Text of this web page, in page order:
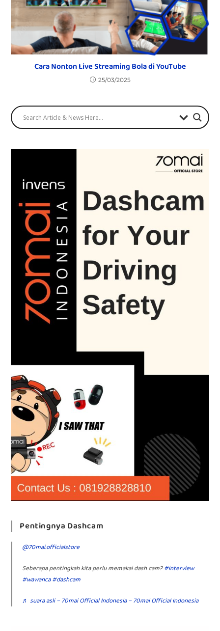
Cara Nonton Live Streaming Bola di YouTube
25/03/2025
Pentingnya Dashcam
@70mai.officialstore
Seberapa pentingkah kita perlu memakai dash cam?#interview
#wawanca#dashcam
♬ suara asli – 70mai Official Indonesia – 70mai Official Indonesia